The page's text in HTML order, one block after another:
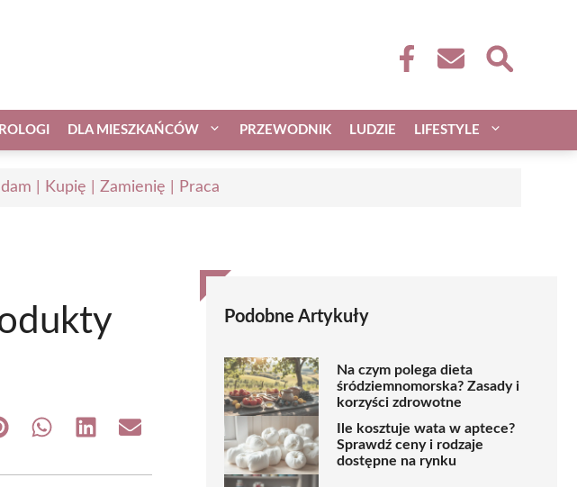
DLA MIESZKAŃCÓW PRZEWODNIK LUDZIE LIFESTYLE
| Kupię | Zamienię | Praca
Share Share Share
Podobne Artykuły
Na czym polega dieta
śródziemnomorska? Zasady i
korzyści zdrowotne
Ile kosztuje wata w aptece?
Sprawdź ceny i rodzaje
dostępne na rynku